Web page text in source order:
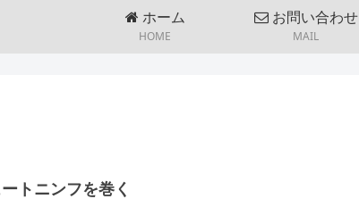
ホーム
HOME
お問い合わせ
MAIL
トニンフを巻く